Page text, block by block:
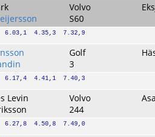
Volvo
S60
6.03,1  4.35,3  7.32,9
Golf
3
6.17,4  4.41,1  7.40,3
Levin
Volvo
244
6.27,8  4.50,8  7.49,0